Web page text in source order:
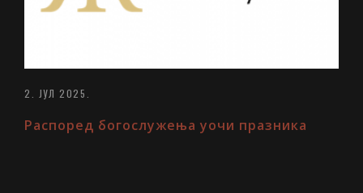
2. ЈУЛ 2025.
Распоред богослужења уочи празника